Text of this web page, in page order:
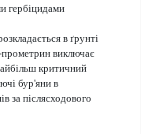
гербіцидами
в ґрунті
прометрин виключає
критичний
бур'яни в
за післясходового